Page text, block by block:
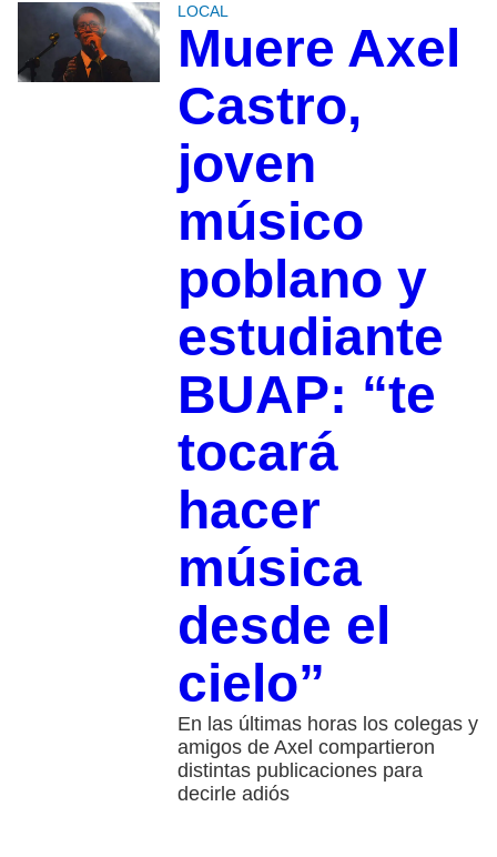
LOCAL
Muere Axel
Castro,
joven
músico
poblano y
estudiante
BUAP: “te
tocará
hacer
música
desde el
cielo”
En las últimas horas los colegas y
amigos de Axel compartieron
distintas publicaciones para
decirle adiós